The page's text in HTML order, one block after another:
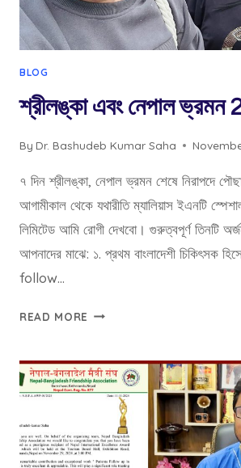
BLOG
শ্রীলঙ্কা এবং নেপাল
By Dr. Bashudeb Kumar Saha
৭ দিন শ্রীলঙ্কা, নেপাল ভ্রমন শেষে নিরাপদে
আগামীকাল থেকে যথারীতি ম্যালিয়াস ইএনটি
লিমিটেড আমি রোগী দেখবো। গুরুত্বপূর্ণ তিনটি
আপনাদের মাঝে: ১. প্রথম বাংলাদেশী চিকিৎসক
follow…
READ MORE শ্রীলঙ্কা
ভ্রমন
2024